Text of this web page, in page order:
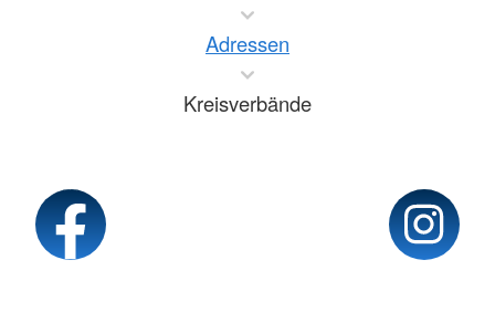
Adressen
Kreisverbände